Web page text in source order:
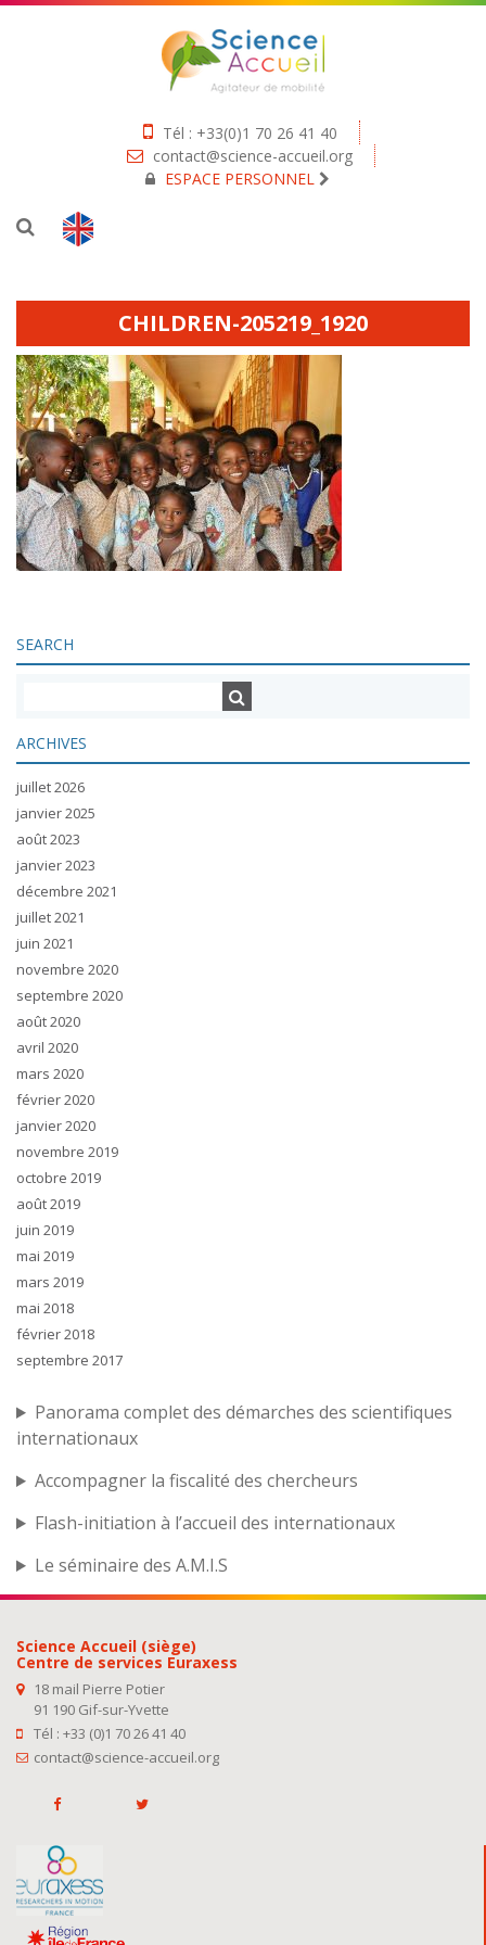
Tél : +33(0)1 70 26 41 40
contact@science-accueil.org
ESPACE PERSONNEL
CHILDREN-205219_1920
SEARCH
ARCHIVES
juillet 2026
janvier 2025
août 2023
janvier 2023
décembre 2021
juillet 2021
juin 2021
novembre 2020
septembre 2020
août 2020
avril 2020
mars 2020
février 2020
janvier 2020
novembre 2019
octobre 2019
août 2019
juin 2019
mai 2019
mars 2019
mai 2018
février 2018
septembre 2017
Panorama complet des démarches des scientifiques
internationaux
Accompagner la fiscalité des chercheurs
Flash-initiation à l’accueil des internationaux
Le séminaire des A.M.I.S
Science Accueil (siège)
Centre de services Euraxess
18 mail Pierre Potier
91 190 Gif-sur-Yvette
Tél : +33 (0)1 70 26 41 40
contact@science-accueil.org